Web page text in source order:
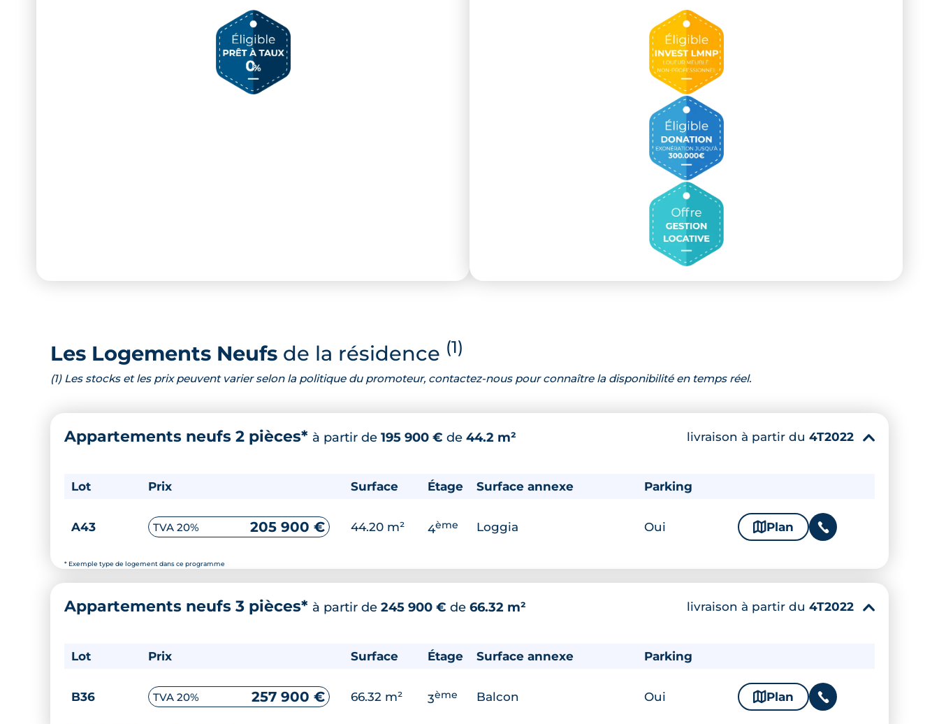
Les Logements Neufs de la résidence (1)
(1) Les stocks et les prix peuvent varier selon la politique du promoteur, contactez-nous pour connaître la disponibilité en temps réel.
Appartements neufs 2 pièces* à partir de 195 900 € de 44.2 m²
* Exemple type de logement dans ce programme
livraison à partir du 4T2022 ▾
Lot Prix Surface Étage Surface annexe Parking
A43 TVA 20% 205 900 € 44.20 m² 4ème Loggia Oui 🗞 Plan 📞
Appartements neufs 3 pièces* à partir de 245 900 € de 66.32 m² livraison à partir du 4T2022 ▾
Lot Prix Surface Étage Surface annexe Parking
B36 TVA 20% 257 900 € 66.32 m² 3ème Balcon Oui 🗞 Plan 📞